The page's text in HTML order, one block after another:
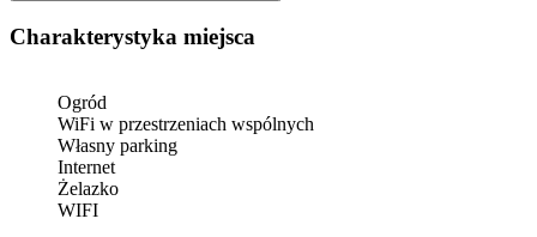
Charakterystyka miejsca
Ogród
WiFi w przestrzeniach wspólnych
Własny parking
Internet
Żelazko
WIFI